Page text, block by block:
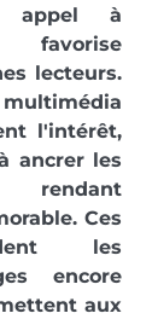
appel à
favorise
lecteurs.
l'intérêt,
ancrer les
rendant
Ces
les
encore
aux